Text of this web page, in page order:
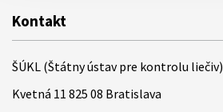
Kontakt
ŠÚKL (Štátny ústav pre kontrolu liečiv)
Kvetná 11 825 08 Bratislava